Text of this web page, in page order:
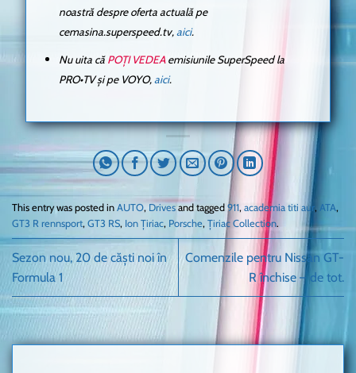
noastră despre oferta actuală pe
cemasina.superspeed.tv,aici.
Nu uita căPOȚI VEDEAemisiunile SuperSpeed la
PRO•TV și pe VOYO,aici.
This entry was posted in AUTO, Drives and tagged 911, academia titi aur, ATA,
GT3 R rennsport, GT3 RS, Ion Țiriac, Porsche, Țiriac Collection.
Sezon nou, 20 de căști noi în
Formula 1
Comenzile pentru Nissan GT-
R închise – de tot.